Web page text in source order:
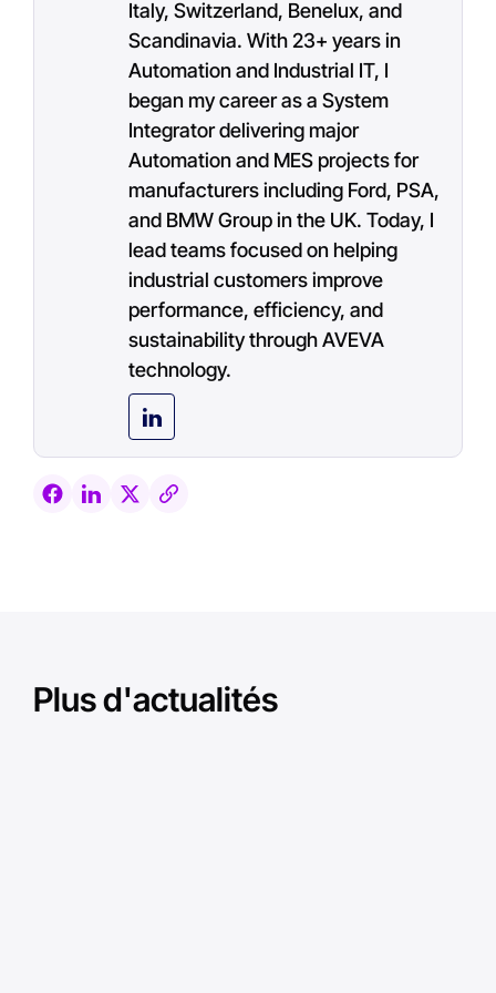
Italy, Switzerland, Benelux, and
Scandinavia. With 23+ years in
Automation and Industrial IT, I
began my career as a System
Integrator delivering major
Automation and MES projects for
manufacturers including Ford, PSA,
and BMW Group in the UK. Today, I
lead teams focused on helping
industrial customers improve
performance, efficiency, and
sustainability through AVEVA
technology.
Plus d'actualités